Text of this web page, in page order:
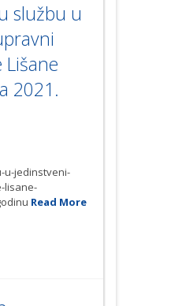
službu u
2021.
u-jedinstveni-
lisane-
Read More